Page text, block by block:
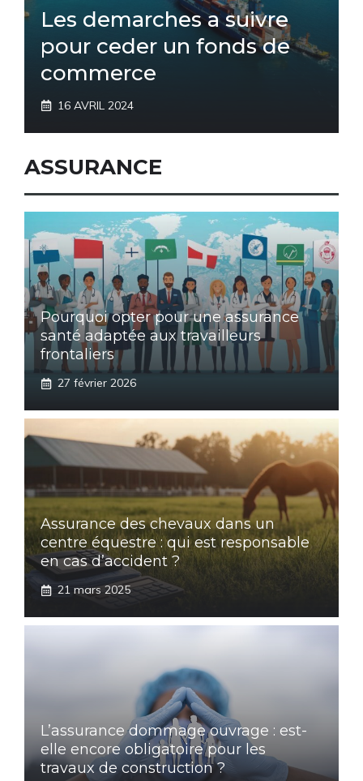
Les demarches a suivre
pour ceder un fonds de
commerce
16 AVRIL 2024
ASSURANCE
Pourquoi opter pour une assurance
santé adaptée aux travailleurs
frontaliers
27 février 2026
Assurance des chevaux dans un
centre équestre : qui est responsable
en cas d’accident ?
21 mars 2025
L’assurance dommage ouvrage : est-
elle encore obligatoire pour les
travaux de construction ?